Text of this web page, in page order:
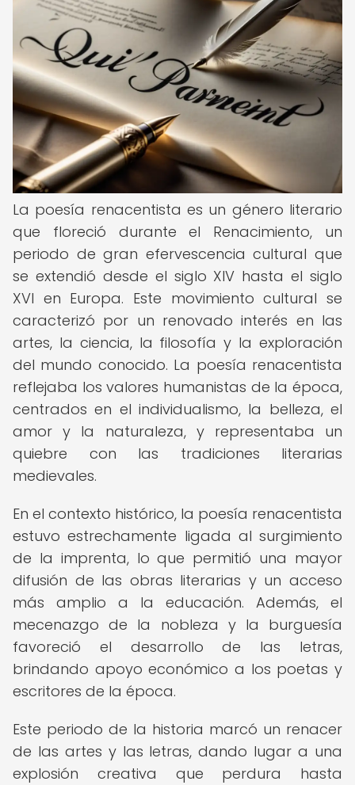
La poesía renacentista es un género literario
que floreció durante el Renacimiento, un
periodo de gran efervescencia cultural que
se extendió desde el siglo XIV hasta el siglo
XVI en Europa. Este movimiento cultural se
caracterizó por un renovado interés en las
artes, la ciencia, la filosofía y la exploración
del mundo conocido. La poesía renacentista
reflejaba los valores humanistas de la época,
centrados en el individualismo, la belleza, el
amor y la naturaleza, y representaba un
quiebre con las tradiciones literarias
medievales.
En el contexto histórico, la poesía renacentista
estuvo estrechamente ligada al surgimiento
de la imprenta, lo que permitió una mayor
difusión de las obras literarias y un acceso
más amplio a la educación. Además, el
mecenazgo de la nobleza y la burguesía
favoreció el desarrollo de las letras,
brindando apoyo económico a los poetas y
escritores de la época.
Este periodo de la historia marcó un renacer
de las artes y las letras, dando lugar a una
explosión creativa que perdura hasta